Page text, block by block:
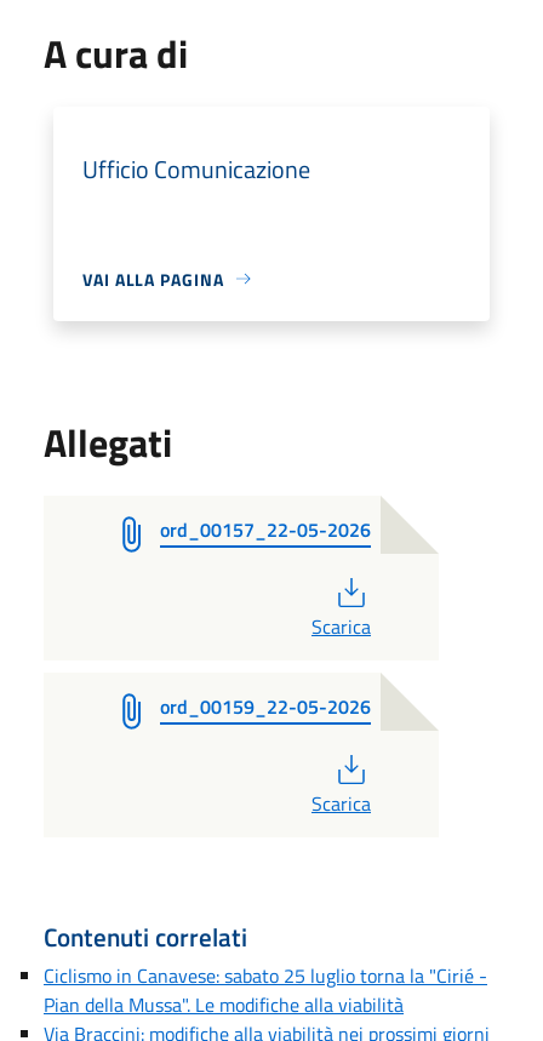
A cura di
Ufficio Comunicazione
VAI ALLA PAGINA
Allegati
ord_00157_22-05-2026
Scarica
ord_00159_22-05-2026
Scarica
Contenuti correlati
Ciclismo in Canavese: sabato 25 luglio torna la "Cirié -
Pian della Mussa". Le modifiche alla viabilità
Via Braccini: modifiche alla viabilità nei prossimi giorni